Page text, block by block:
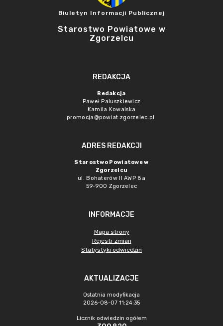
Biuletyn Informacji Publicznej
Starostwo Powiatowe w
Zgorzelcu
REDAKCJA
Redakcja
Paweł Paluszkiewicz
Kamila Kowalska
promocja@powiat.zgorzelec.pl
ADRES REDAKCJI
Starostwo Powiatowe w
Zgorzelcu
ul. Bohaterów II AWP 8a
59-900 Zgorzelec
INFORMACJE
Mapa strony
Rejestr zmian
Statystyki odwiedzin
AKTUALIZACJE
Ostatnia modyfikacja
2026-08-07 11:24:35
Licznik odwiedzin ogółem